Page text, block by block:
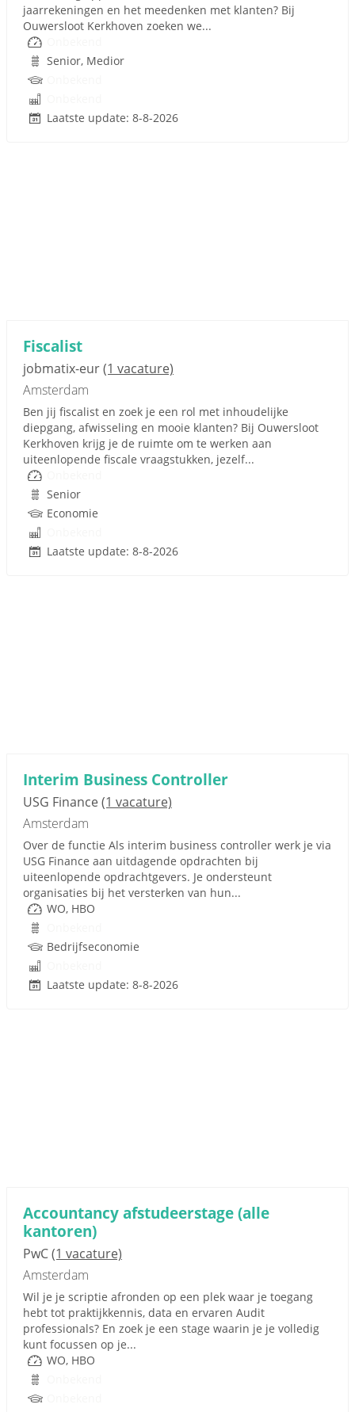
jaarrekeningen en het meedenken met klanten? Bij
Ouwersloot Kerkhoven zoeken we...
Senior, Medior
Laatste update: 8-8-2026
Fiscalist
jobmatix-eur(1 vacature)
Amsterdam
Ben jij fiscalist en zoek je een rol met inhoudelijke
diepgang, afwisseling en mooie klanten? Bij Ouwersloot
Kerkhoven krijg je de ruimte om te werken aan
uiteenlopende fiscale vraagstukken, jezelf...
Senior
Economie
Laatste update: 8-8-2026
Interim Business Controller
USG Finance(1 vacature)
Amsterdam
Over de functie Als interim business controller werk je via
USG Finance aan uitdagende opdrachten bij
uiteenlopende opdrachtgevers. Je ondersteunt
organisaties bij het versterken van hun...
WO, HBO
Bedrijfseconomie
Laatste update: 8-8-2026
Accountancy afstudeerstage (alle
kantoren)
PwC(1 vacature)
Amsterdam
Wil je je scriptie afronden op een plek waar je toegang
hebt tot praktijkkennis, data en ervaren Audit
professionals? En zoek je een stage waarin je je volledig
kunt focussen op je...
WO, HBO